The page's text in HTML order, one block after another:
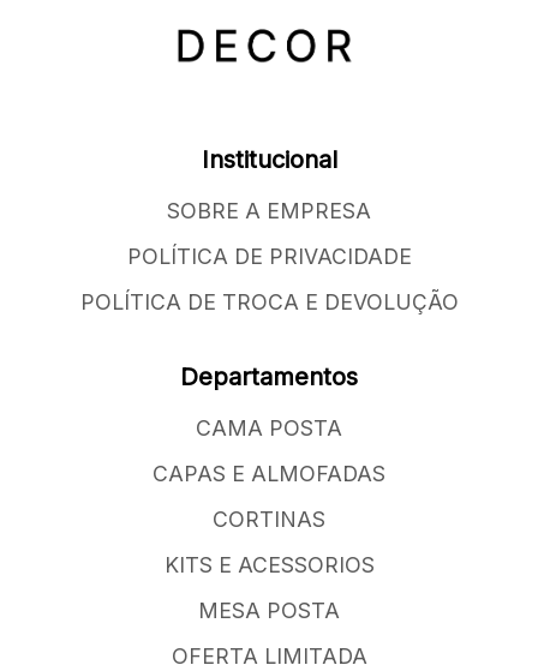
Institucional
SOBRE A EMPRESA
POLÍTICA DE PRIVACIDADE
POLÍTICA DE TROCA E DEVOLUÇÃO
Departamentos
CAMA POSTA
CAPAS E ALMOFADAS
CORTINAS
KITS E ACESSORIOS
MESA POSTA
OFERTA LIMITADA